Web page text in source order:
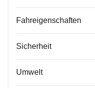
Fahreigenschaften
Sicherheit
Umwelt